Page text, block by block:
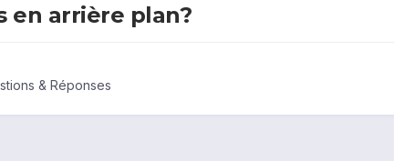
en arrière plan?
& Réponses